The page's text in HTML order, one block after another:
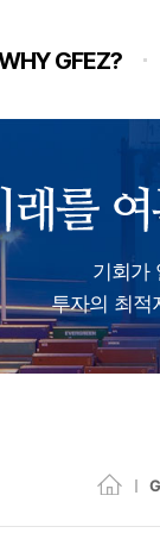
GFEZ?
기회가
투자의 최적